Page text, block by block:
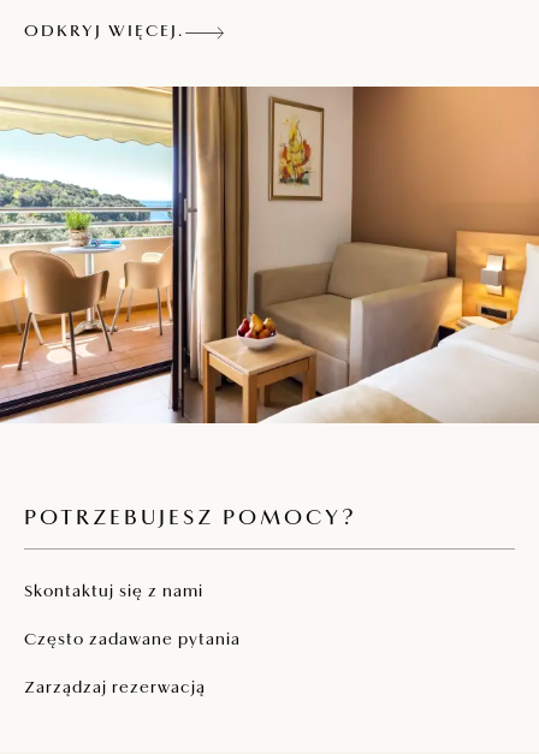
życia
ODKRYJ WIĘCEJ.
POTRZEBUJESZ POMOCY?
Skontaktuj się z nami
Często zadawane pytania
Zarządzaj rezerwacją